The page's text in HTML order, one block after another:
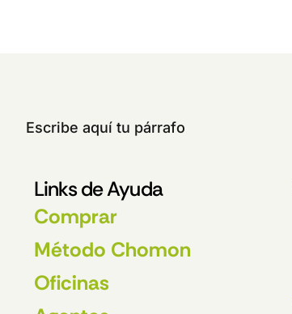
Escribe aquí tu párrafo
Links de Ayuda
Comprar
Método Chomon
Oficinas